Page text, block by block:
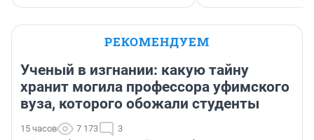
РЕКОМЕНДУЕМ
Ученый в изгнании: какую тайну
хранит могила профессора уфимского
вуза, которого обожали студенты
15 часов 7 173 3